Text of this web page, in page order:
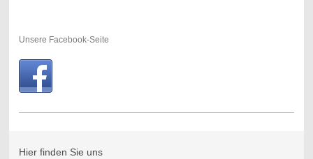
Unsere Facebook-Seite
Hier finden Sie uns